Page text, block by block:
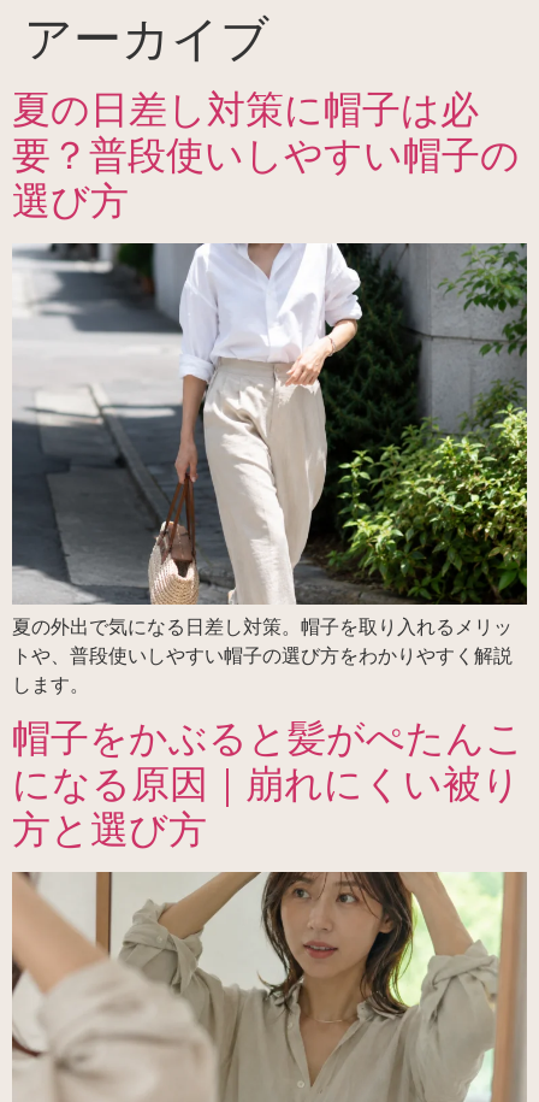
アーカイブ
夏の日差し対策に帽子は必
要？普段使いしやすい帽子の
選び方
夏の外出で気になる日差し対策。帽子を取り入れるメリッ
トや、普段使いしやすい帽子の選び方をわかりやすく解説
します。
帽子をかぶると髪がぺたんこ
になる原因｜崩れにくい被り
方と選び方